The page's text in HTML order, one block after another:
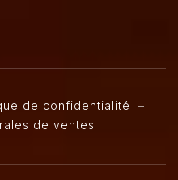
de confidentialité –
de ventes